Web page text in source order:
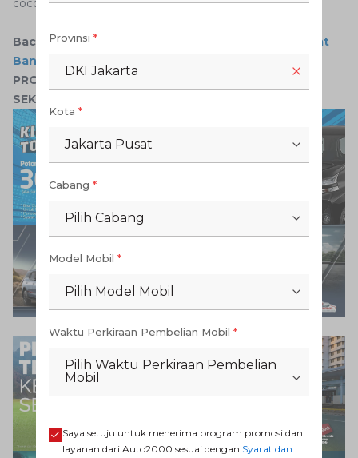
cocok sesuai kebutuhan.
Baca Juga:Tanya Auto: 3 Jurus Dalam Tips Merawat
Ban
PROMO MENARIK DI AUTO2000 DAPATKAN
SEKARANG!
Provinsi *
DKI Jakarta
Kota *
Jakarta Pusat
Cabang *
Pilih Cabang
Model Mobil *
Pilih Model Mobil
Waktu Perkiraan Pembelian Mobil *
Pilih Waktu Perkiraan Pembelian
Mobil
Saya setuju untuk menerima program promosi dan
layanan dari Auto2000 sesuai dengan Syarat dan